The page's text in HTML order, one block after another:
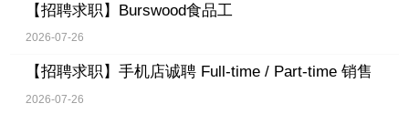
【招聘求职】 Burswood食品工
2026-07-26
【招聘求职】 手机店诚聘 Full-time / Part-time 销售
2026-07-26